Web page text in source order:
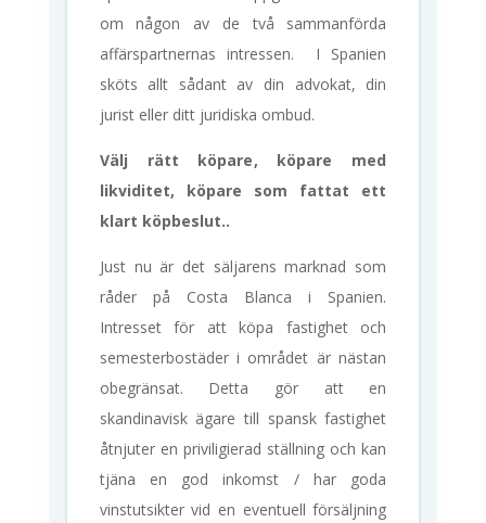
om någon av de två sammanförda
affärspartnernas intressen. I Spanien
sköts allt sådant av din advokat, din
jurist eller ditt juridiska ombud.
Välj rätt köpare, köpare med
likviditet, köpare som fattat ett
klart köpbeslut..
Just nu är det säljarens marknad som
råder på Costa Blanca i Spanien.
Intresset för att köpa fastighet och
semesterbostäder i området är nästan
obegränsat. Detta gör att en
skandinavisk ägare till spansk fastighet
åtnjuter en priviligierad ställning och kan
tjäna en god inkomst / har goda
vinstutsikter vid en eventuell försäljning